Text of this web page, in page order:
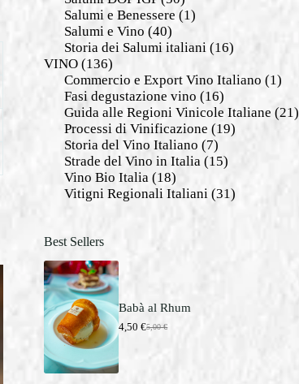
Salumi e Benessere (1)
Salumi e Vino (40)
Storia dei Salumi italiani (16)
VINO(136)
Commercio e Export Vino Italiano (1)
Fasi degustazione vino (16)
Guida alle Regioni Vinicole Italiane (21)
Processi di Vinificazione (19)
Storia del Vino Italiano (7)
Strade del Vino in Italia (15)
Vino Bio Italia (18)
Vitigni Regionali Italiani (31)
Best Sellers
Babà al Rhum
5,00€
I
4,50€
I